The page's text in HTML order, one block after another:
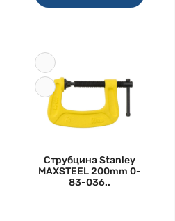
Струбцина Stanley
MAXSTEEL 200mm 0-
83-036..